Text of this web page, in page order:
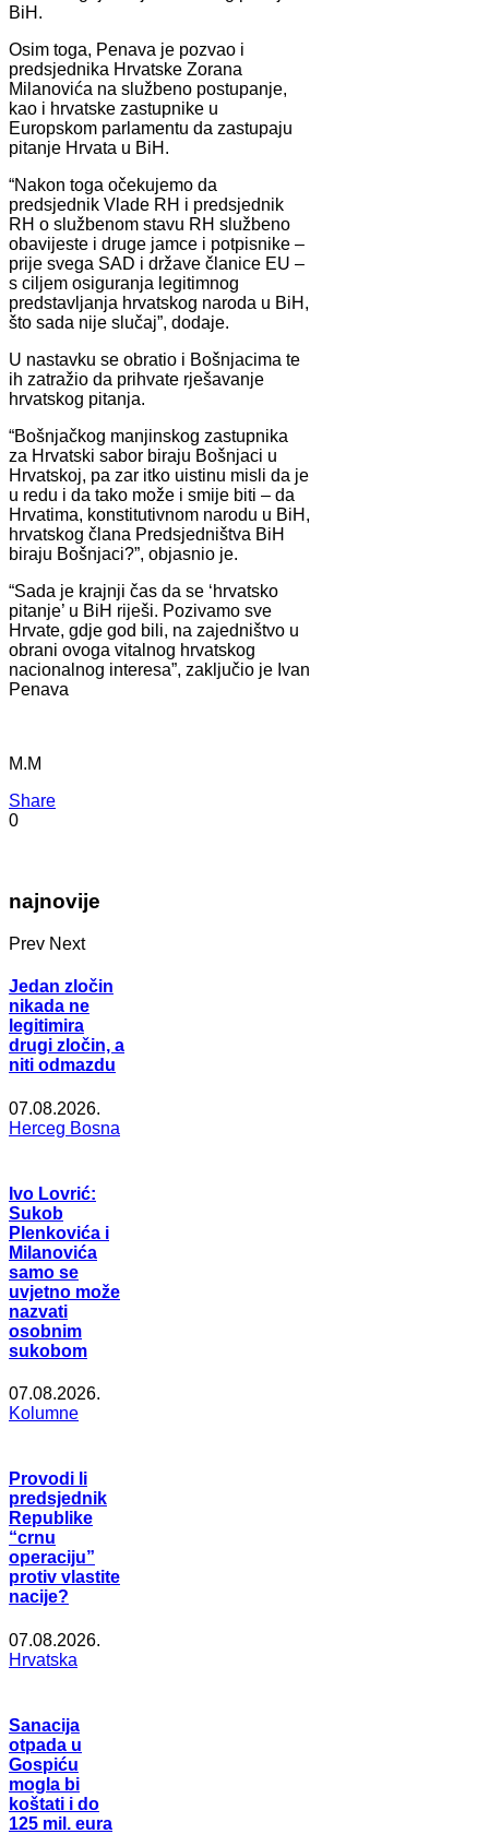
BiH.
Osim toga, Penava je pozvao i
predsjednika Hrvatske Zorana
Milanovića na službeno postupanje,
kao i hrvatske zastupnike u
Europskom parlamentu da zastupaju
pitanje Hrvata u BiH.
“Nakon toga očekujemo da
predsjednik Vlade RH i predsjednik
RH o službenom stavu RH službeno
obavijeste i druge jamce i potpisnike –
prije svega SAD i države članice EU –
s ciljem osiguranja legitimnog
predstavljanja hrvatskog naroda u BiH,
što sada nije slučaj”, dodaje.
U nastavku se obratio i Bošnjacima te
ih zatražio da prihvate rješavanje
hrvatskog pitanja.
“Bošnjačkog manjinskog zastupnika
za Hrvatski sabor biraju Bošnjaci u
Hrvatskoj, pa zar itko uistinu misli da je
u redu i da tako može i smije biti – da
Hrvatima, konstitutivnom narodu u BiH,
hrvatskog člana Predsjedništva BiH
biraju Bošnjaci?”, objasnio je.
“Sada je krajnji čas da se ‘hrvatsko
pitanje’ u BiH riješi. Pozivamo sve
Hrvate, gdje god bili, na zajedništvo u
obrani ovoga vitalnog hrvatskog
nacionalnog interesa”, zaključio je Ivan
Penava
M.M
Share
0
najnovije
Prev Next
Jedan zločin
nikada ne
legitimira
drugi zločin, a
niti odmazdu
07.08.2026.
Herceg Bosna
Ivo Lovrić:
Sukob
Plenkovića i
Milanovića
samo se
uvjetno može
nazvati
osobnim
sukobom
07.08.2026.
Kolumne
Provodi li
predsjednik
Republike
“crnu
operaciju”
protiv vlastite
nacije?
07.08.2026.
Hrvatska
Sanacija
otpada u
Gospiću
mogla bi
koštati i do
125 mil. eura